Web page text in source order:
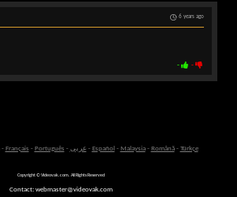
6 years ago
- -
- Français - Português - عربى- Español - Malaysia- Română- Türkçe
Copyright © Videovak.com. All Rights Reserved
Contact: webmaster@videovak.com